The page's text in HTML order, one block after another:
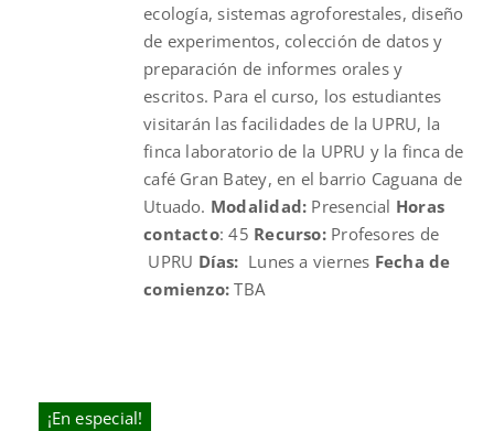
ecología, sistemas agroforestales, diseño
de experimentos, colección de datos y
preparación de informes orales y
escritos. Para el curso, los estudiantes
visitarán las facilidades de la UPRU, la
finca laboratorio de la UPRU y la finca de
café Gran Batey, en el barrio Caguana de
Utuado. Modalidad: Presencial Horas
contacto: 45 Recurso: Profesores de
UPRU Días: Lunes a viernes Fecha de
comienzo: TBA
¡En especial!